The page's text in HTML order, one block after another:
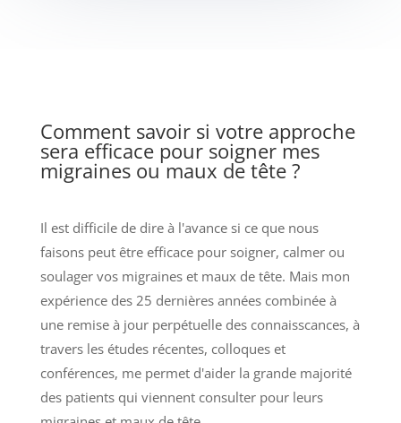
Comment savoir si votre approche
sera efficace pour soigner mes
migraines ou maux de tête ?
Il est difficile de dire à l'avance si ce que nous
faisons peut être efficace pour soigner, calmer ou
soulager vos migraines et maux de tête. Mais mon
expérience des 25 dernières années combinée à
une remise à jour perpétuelle des connaisscances, à
travers les études récentes, colloques et
conférences, me permet d'aider la grande majorité
des patients qui viennent consulter pour leurs